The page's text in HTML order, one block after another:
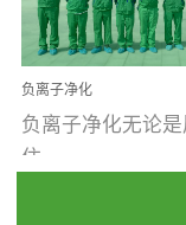
通风缓慢的空间
大量霉菌的...
负离子净化
负离子净化无论是
住...